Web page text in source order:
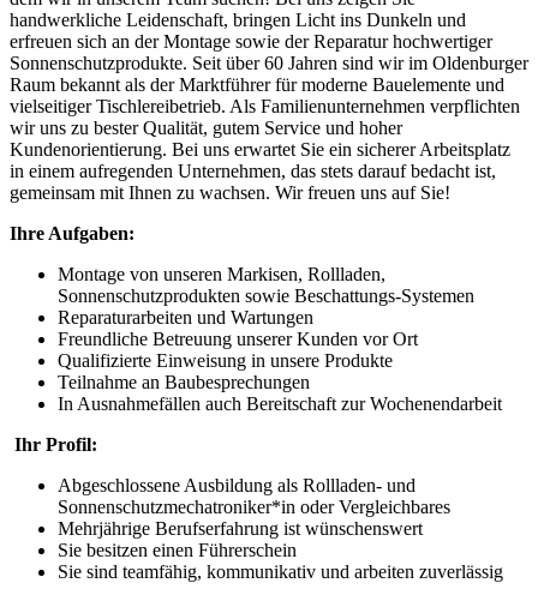
handwerkliche Leidenschaft, bringen Licht ins Dunkeln und
erfreuen sich an der Montage sowie der Reparatur hochwertiger
Sonnenschutzprodukte. Seit über 60 Jahren sind wir im Oldenburger
Raum bekannt als der Marktführer für moderne Bauelemente und
vielseitiger Tischlereibetrieb. Als Familienunternehmen verpflichten
wir uns zu bester Qualität, gutem Service und hoher
Kundenorientierung. Bei uns erwartet Sie ein sicherer Arbeitsplatz
in einem aufregenden Unternehmen, das stets darauf bedacht ist,
gemeinsam mit Ihnen zu wachsen. Wir freuen uns auf Sie!
Ihre Aufgaben:
Montage von unseren Markisen, Rollladen,
Sonnenschutzprodukten sowie Beschattungs-Systemen
Reparaturarbeiten und Wartungen
Freundliche Betreuung unserer Kunden vor Ort
Qualifizierte Einweisung in unsere Produkte
Teilnahme an Baubesprechungen
In Ausnahmefällen auch Bereitschaft zur Wochenendarbeit
Ihr Profil:
Abgeschlossene Ausbildung als Rollladen- und
Sonnenschutzmechatroniker*in oder Vergleichbares
Mehrjährige Berufserfahrung ist wünschenswert
Sie besitzen einen Führerschein
Sie sind teamfähig, kommunikativ und arbeiten zuverlässig